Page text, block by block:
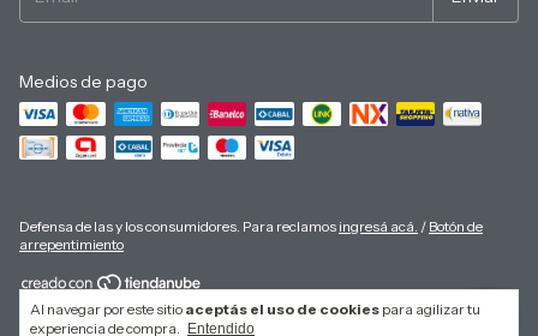
Al navegar por este sitio aceptás el uso de cookies para agilizar tu
experiencia de compra.
Entendido
Medios de pago
Defensa de las y los consumidores. Para reclamos ingresá acá. / Botón de
arrepentimiento
Copyright asuimagen - 30711985960 - 2026. Todos los derechos reservados.